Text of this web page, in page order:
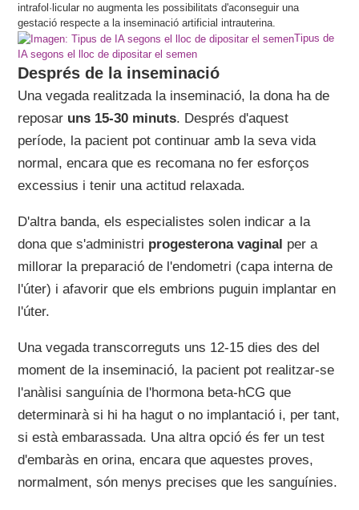
intrafol·licular no augmenta les possibilitats d'aconseguir una
gestació respecte a la inseminació artificial intrauterina.
Tipus de
IA segons el lloc de dipositar el semen
Després de la inseminació
Una vegada realitzada la inseminació, la dona ha de
reposar uns 15-30 minuts. Després d'aquest
període, la pacient pot continuar amb la seva vida
normal, encara que es recomana no fer esforços
excessius i tenir una actitud relaxada.
D'altra banda, els especialistes solen indicar a la
dona que s'administri progesterona vaginal per a
millorar la preparació de l'endometri (capa interna de
l'úter) i afavorir que els embrions puguin implantar en
l'úter.
Una vegada transcorreguts uns 12-15 dies des del
moment de la inseminació, la pacient pot realitzar-se
l'anàlisi sanguínia de l'hormona beta-hCG que
determinarà si hi ha hagut o no implantació i, per tant,
si està embarassada. Una altra opció és fer un test
d'embaràs en orina, encara que aquestes proves,
normalment, són menys precises que les sanguínies.